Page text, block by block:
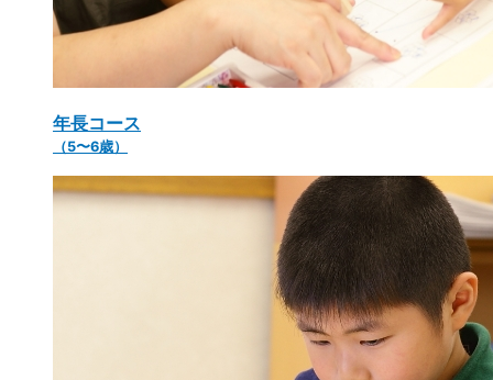
年長コース
（5〜6歳）